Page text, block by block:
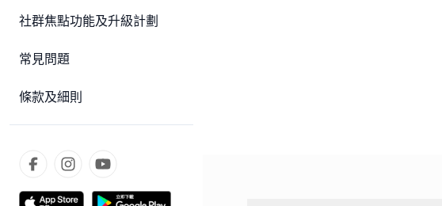
社群焦點功能及升級計劃
常見問題
條款及細則